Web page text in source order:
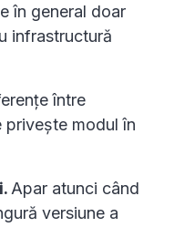
în general doar
infrastructură
între
privește modul în
Apar atunci când
versiune a